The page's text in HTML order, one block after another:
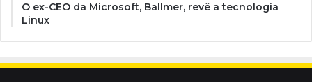
O ex-CEO da Microsoft, Ballmer, revê a tecnologia
Linux